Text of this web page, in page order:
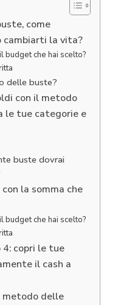
come
cambiarti la vita?
budget che hai scelto?
delle buste?
con il metodo
le tue categorie e
buste dovrai
la somma che
budget che hai scelto?
copri le tue
il cash a
metodo delle